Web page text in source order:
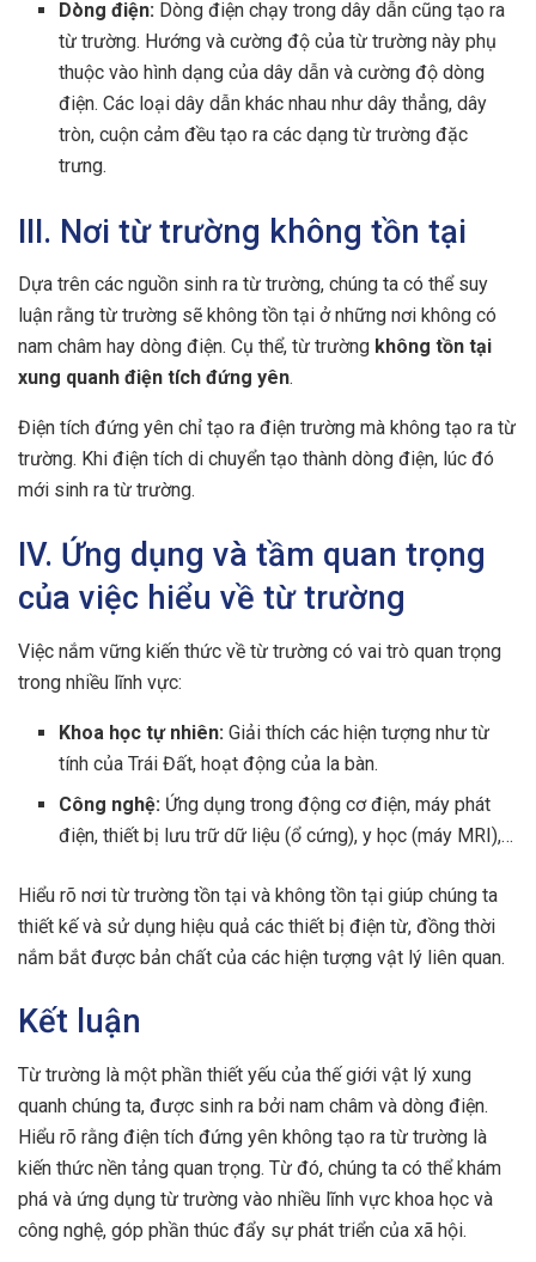
Dòng điện: Dòng điện chạy trong dây dẫn cũng tạo ra
từ trường. Hướng và cường độ của từ trường này phụ
thuộc vào hình dạng của dây dẫn và cường độ dòng
điện. Các loại dây dẫn khác nhau như dây thẳng, dây
tròn, cuộn cảm đều tạo ra các dạng từ trường đặc
trưng.
III. Nơi từ trường không tồn tại
Dựa trên các nguồn sinh ra từ trường, chúng ta có thể suy
luận rằng từ trường sẽ không tồn tại ở những nơi không có
nam châm hay dòng điện. Cụ thể, từ trường không tồn tại
xung quanh điện tích đứng yên.
Điện tích đứng yên chỉ tạo ra điện trường mà không tạo ra từ
trường. Khi điện tích di chuyển tạo thành dòng điện, lúc đó
mới sinh ra từ trường.
IV. Ứng dụng và tầm quan trọng
của việc hiểu về từ trường
Việc nắm vững kiến thức về từ trường có vai trò quan trọng
trong nhiều lĩnh vực:
Khoa học tự nhiên: Giải thích các hiện tượng như từ
tính của Trái Đất, hoạt động của la bàn.
Công nghệ: Ứng dụng trong động cơ điện, máy phát
điện, thiết bị lưu trữ dữ liệu (ổ cứng), y học (máy MRI),…
Hiểu rõ nơi từ trường tồn tại và không tồn tại giúp chúng ta
thiết kế và sử dụng hiệu quả các thiết bị điện từ, đồng thời
nắm bắt được bản chất của các hiện tượng vật lý liên quan.
Kết luận
Từ trường là một phần thiết yếu của thế giới vật lý xung
quanh chúng ta, được sinh ra bởi nam châm và dòng điện.
Hiểu rõ rằng điện tích đứng yên không tạo ra từ trường là
kiến thức nền tảng quan trọng. Từ đó, chúng ta có thể khám
phá và ứng dụng từ trường vào nhiều lĩnh vực khoa học và
công nghệ, góp phần thúc đẩy sự phát triển của xã hội.